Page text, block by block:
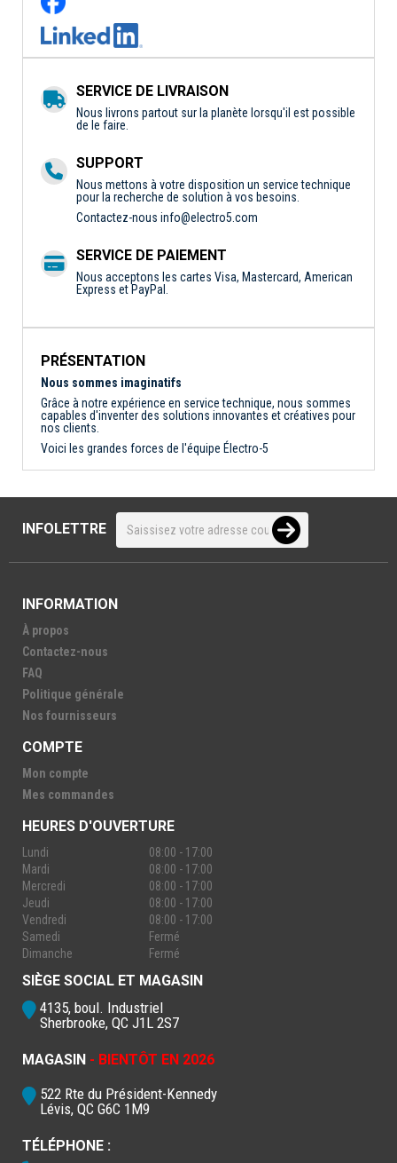
SERVICE DE LIVRAISON
Nous livrons partout sur la planète lorsqu'il est possible
de le faire.
SUPPORT
Nous mettons à votre disposition un service technique
pour la recherche de solution à vos besoins.
Contactez-nous info@electro5.com
SERVICE DE PAIEMENT
Nous acceptons les cartes Visa, Mastercard, American
Express et PayPal.
PRÉSENTATION
Nous sommes imaginatifs
Grâce à notre expérience en service technique, nous sommes
capables d'inventer des solutions innovantes et créatives pour
nos clients.
Voici les grandes forces de l'équipe Électro-5
INFOLETTRE
INFORMATION
À propos
Contactez-nous
FAQ
Politique générale
Nos fournisseurs
COMPTE
Mon compte
Mes commandes
HEURES D'OUVERTURE
Lundi
08:00 - 17:00
Mardi
08:00 - 17:00
Mercredi
08:00 - 17:00
Jeudi
08:00 - 17:00
Vendredi
08:00 - 17:00
Samedi
Fermé
Dimanche
Fermé
SIÈGE SOCIAL ET MAGASIN
4135, boul. Industriel
Sherbrooke, QC J1L 2S7
MAGASIN - BIENTÔT EN 2026
522 Rte du Président-Kennedy
Lévis, QC G6C 1M9
TÉLÉPHONE :